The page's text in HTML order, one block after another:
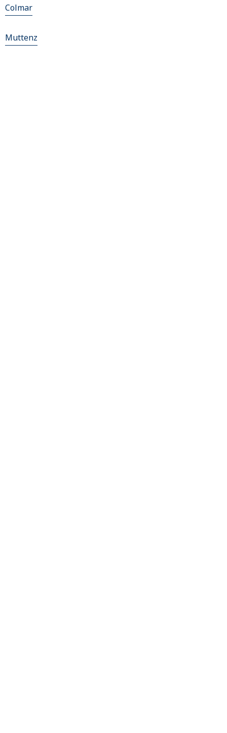
Colmar
Muttenz